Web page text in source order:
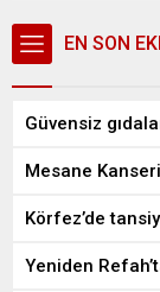
EN SON
Güvensiz
Mesane
Körfez’de
Yeniden